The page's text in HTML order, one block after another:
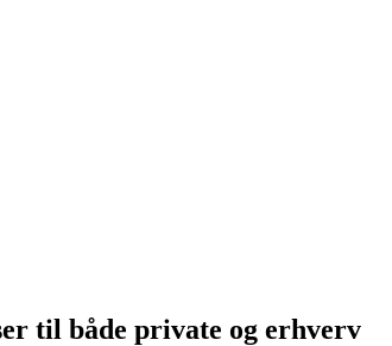
til både private og erhverv